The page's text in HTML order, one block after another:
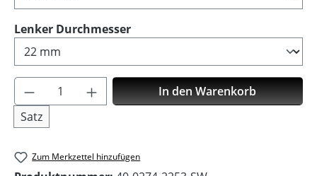
Lenker Durchmesserauswählen
Produkt Anzahl: Gib den gewünschten
Satz
In den Warenkorb
Zum Merkzettel hinzufügen